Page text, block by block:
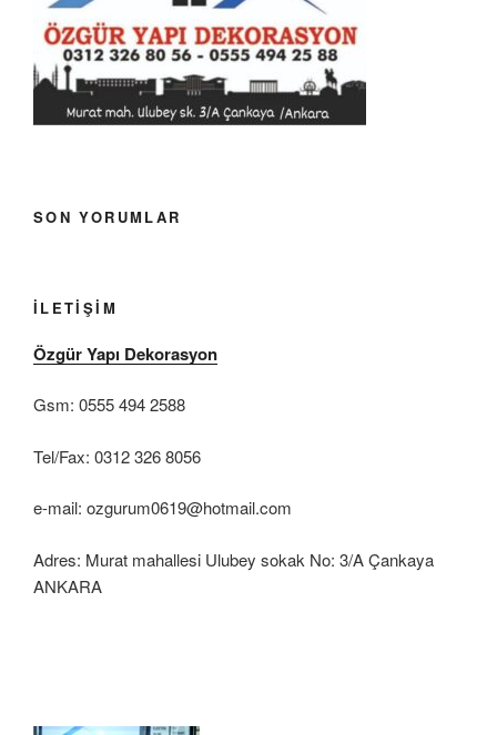
SON YORUMLAR
İLETIŞIM
Özgür Yapı Dekorasyon
Gsm: 0555 494 2588
Tel/Fax: 0312 326 8056
e-mail: ozgurum0619@hotmail.com
Adres: Murat mahallesi Ulubey sokak No: 3/A Çankaya
ANKARA